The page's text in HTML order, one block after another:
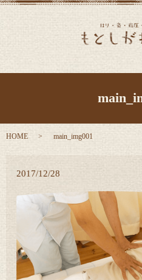
HOME main_img001
2017/12/28